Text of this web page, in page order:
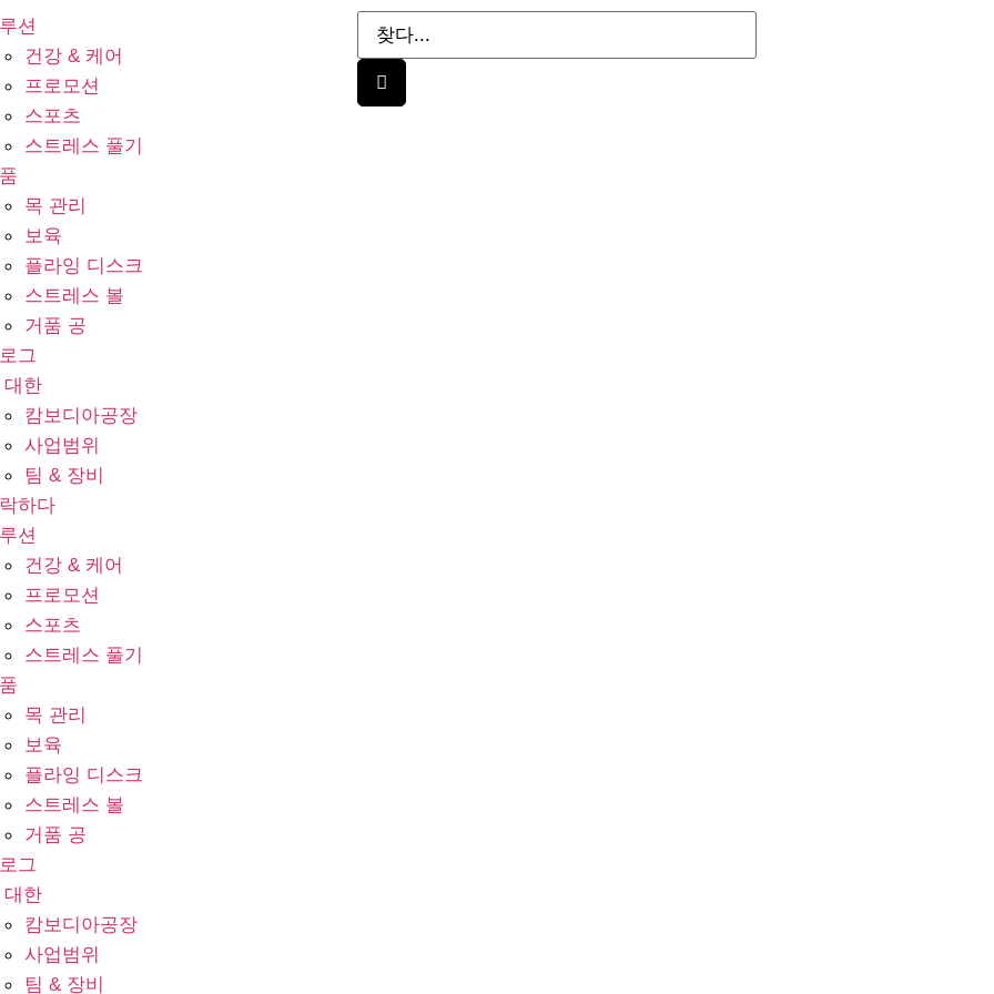
션
건강 & 케어
프로모션
스포츠
스트레스 풀기
목 관리
보육
플라잉 디스크
스트레스 볼
거품 공
그
대한
캄보디아공장
사업범위
팀 & 장비
하다
션
건강 & 케어
프로모션
스포츠
스트레스 풀기
목 관리
보육
플라잉 디스크
스트레스 볼
거품 공
그
대한
캄보디아공장
사업범위
팀 & 장비